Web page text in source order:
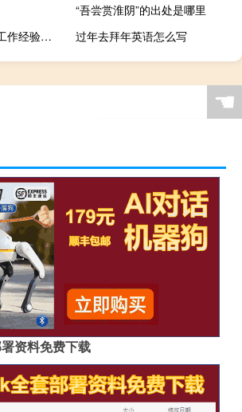
“吾尝赏淮阴”的出处是哪里
报考mba招生只对工作经验有要求吗
过年去拜年英语怎么写
☚
资料免费下载